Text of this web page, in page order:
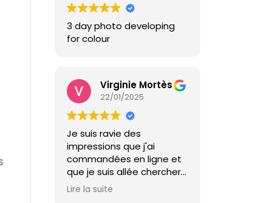
3 day photo developing
for colour
Virginie Mortès
22/01/2025
Je suis ravie des
impressions que j'ai
commandées en ligne et
que je suis allée chercher
en boutique. Qualité top,
Lire la suite